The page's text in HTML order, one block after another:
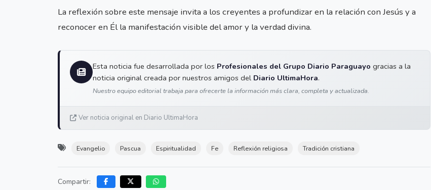
La reflexión sobre este mensaje invita a los creyentes a profundizar en la relación con Jesús y a
reconocer en Él la manifestación visible del amor y la verdad divina.
Esta noticia fue desarrollada por los Profesionales del Grupo Diario Paraguayo gracias a la
noticia original creada por nuestros amigos del Diario UltimaHora.
Nuestro equipo editorial trabaja para ofrecerte la información más clara, completa y actualizada.
Ver noticia original en Diario UltimaHora
Evangelio Pascua Espiritualidad Fe Reflexión religiosa Tradición cristiana
Compartir: